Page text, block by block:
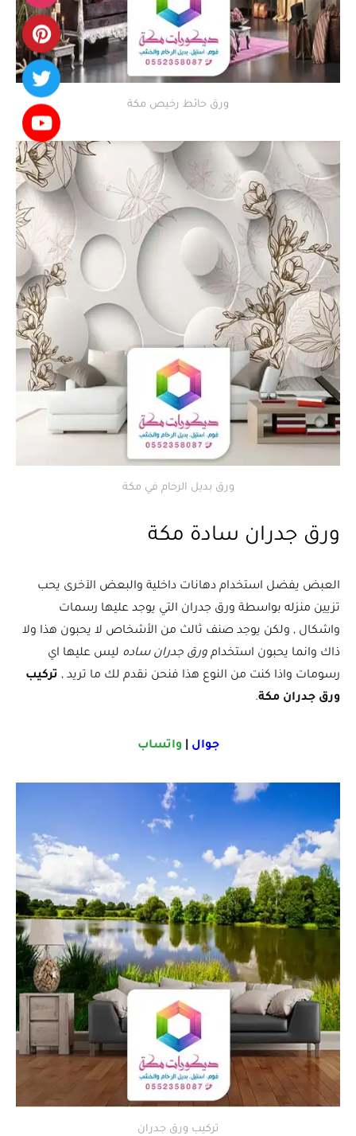
ورق حائط رخيص مكة
ورق بديل الرخام في مكة
ورق جدران سادة مكة
العبض يفضل استخدام دهانات داخلية والبعض الآخرى يحب
تزيين منزله بواسطة ورق جدران التي يوجد عليها رسمات
واشكال , ولكن يوجد صنف ثالث من الأشخاص لا يحبون هذا ولا
ذاك وانما يحبون استخدام ورق جدران ساده ليس عليها اي
رسومات واذا كنت من النوع هذا فنحن نقدم لك ما تريد , تركيب
ورق جدران مكة.
جوال واتساب
تركيب ورق جدران